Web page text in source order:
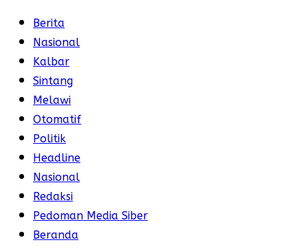
Berita
Nasional
Kalbar
Sintang
Melawi
Otomatif
Politik
Headline
Nasional
Redaksi
Pedoman Media Siber
Beranda